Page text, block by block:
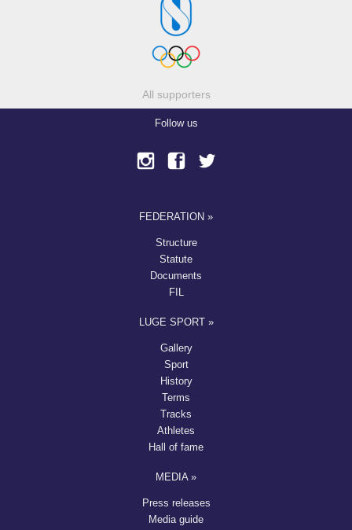
All supporters
Follow us
FEDERATION »
Structure
Statute
Documents
FIL
LUGE SPORT »
Gallery
Sport
History
Terms
Tracks
Athletes
Hall of fame
MEDIA »
Press releases
Media guide